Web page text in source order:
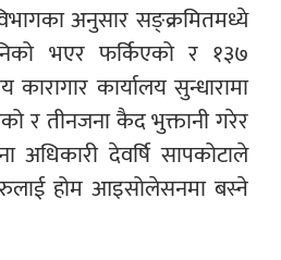
अनुसार सङ्क्रमितमध्ये
भएर फर्किएको र १३७
कारागार कार्यालय सुन्धारामा
र तीनजना कैद भुक्तानी गरेर
अधिकारी देवर्षि सापकोटाले
होम आइसोलेसनमा बस्ने